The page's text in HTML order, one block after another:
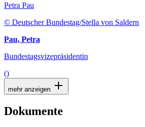
Petra Pau
© Deutscher Bundestag/Stella von Saldern
Pau, Petra
Bundestagsvizepräsidentin
()
mehr anzeigen
Dokumente